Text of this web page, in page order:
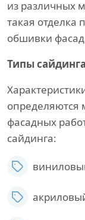
из различных
такая отделка
обшивки
Типы сайдинга
определяются
фасадных
сайдинга: